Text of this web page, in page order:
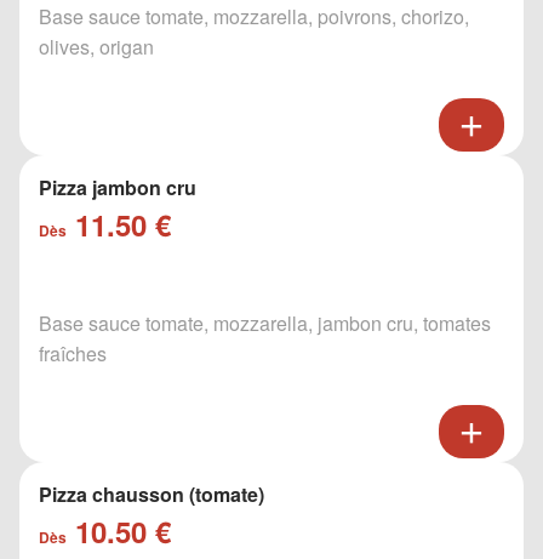
Base sauce tomate, mozzarella, poivrons, chorizo,
olives, origan
Pizza jambon cru
Dès 11.50 €
Base sauce tomate, mozzarella, jambon cru, tomates
fraîches
Pizza chausson (tomate)
Dès 10.50 €